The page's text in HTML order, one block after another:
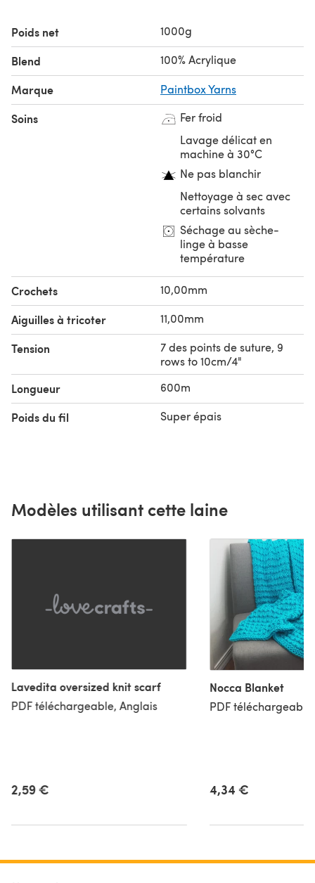
prédilection !
Vous cherchez la balle individuelle ?
Poids net 1000g
Blend 100% Acrylique
Marque Paintbox Yarns
Soins
Fer froid
Lavage délicat en
machine à 30°C
Ne pas blanchir
Nettoyage à sec avec
certains solvants
Séchage au sèche-
linge à basse
température
Crochets 10,00mm
Aiguilles à tricoter 11,00mm
Tension
7 des points de suture, 9
rows to 10cm/4"
Longueur 600m
Poids du fil Super épais
Modèles utilisant cette laine
Lavedita oversized knit scarf
PDF téléchargeable, Anglais
2,59 €
Nocca Blanket
PDF
4,34 €